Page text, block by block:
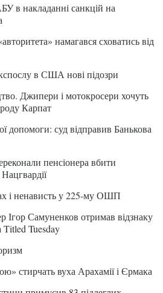
в накладанні санкцій на
намагався сховатись від
в США нові підозри
Джипери і мотокросери хочуть
Карпат
допомоги: суд відправив Банькова
пенсіонера вбити
і ненависть у 225-му ОШП
Ігор Самуненков отримав відзнаку
Titled Tuesday
стирчать вуха Арахамії і Єрмака